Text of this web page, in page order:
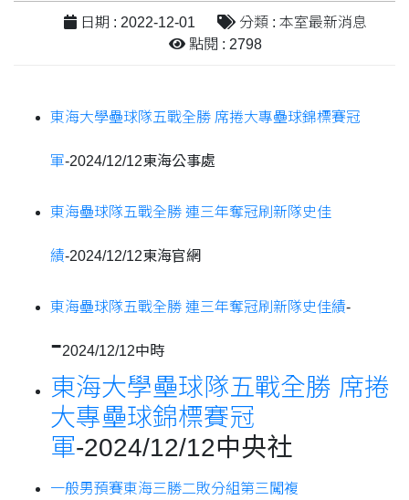
日期 : 2022-12-01
分類 : 本室最新消息
點閱 : 2798
東海大學壘球隊五戰全勝 席捲大專壘球錦標賽冠
軍-2024/12/12東海公事處
東海壘球隊五戰全勝 連三年奪冠刷新隊史佳
績-2024/12/12東海官網
東海壘球隊五戰全勝 連三年奪冠刷新隊史佳績-
-2024/12/12中時
東海大學壘球隊五戰全勝 席捲
大專壘球錦標賽冠
軍-2024/12/12中央社
一般男預賽東海三勝二敗分組第三闖複